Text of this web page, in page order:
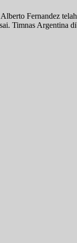
Fernandez
Timnas Argentina